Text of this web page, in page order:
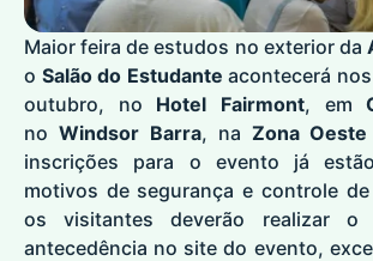
Maior feira de estudos no exterior da
o Salão do Estudante acontecerá
outubro, no Hotel Fairmont, em
no Windsor Barra, na Zona Oeste
inscrições para o evento já
motivos de segurança e controle
os visitantes deverão realizar o
antecedência no site do evento,